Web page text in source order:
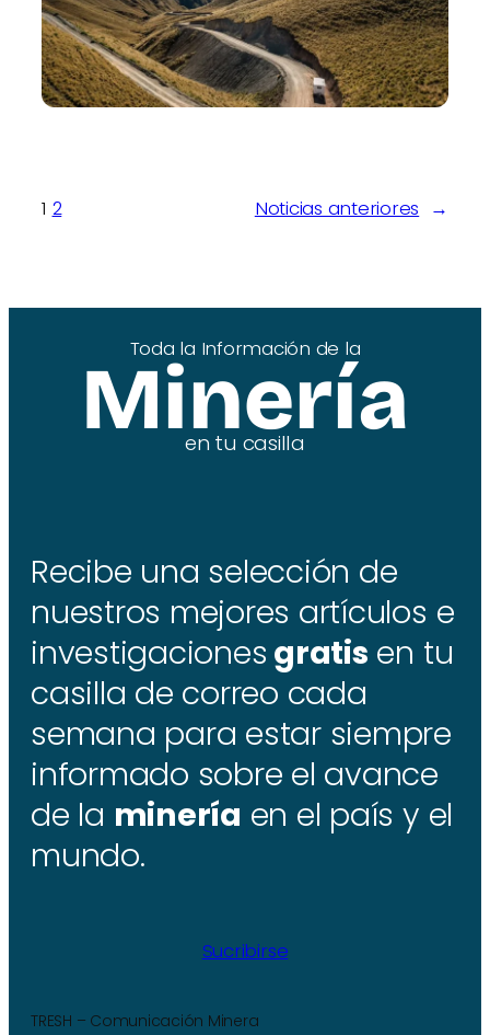
1 2 Noticias anteriores →
Toda la Información de la
Minería
en tu casilla
Recibe una selección de
nuestros mejores artículos e
investigaciones gratis en tu
casilla de correo cada
semana para estar siempre
informado sobre el avance
de la minería en el país y el
mundo.
Sucribirse
TRESH – Comunicación Minera